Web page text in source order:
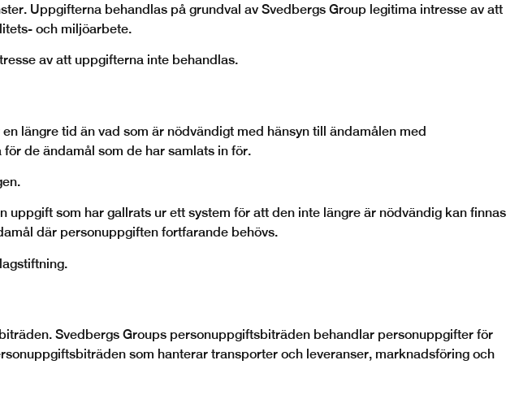
Uppgifterna behandlas på grundval av Svedbergs Group legitima intresse av att
och miljöarbete.
av att uppgifterna inte behandlas.
längre tid än vad som är nödvändigt med hänsyn till ändamålen med
de ändamål som de har samlats in för.
som har gallrats ur ett system för att den inte längre är nödvändig kan finnas
där personuppgiften fortfarande behövs.
Svedbergs Groups personuppgiftsbiträden behandlar personuppgifter för
som hanterar transporter och leveranser, marknadsföring och